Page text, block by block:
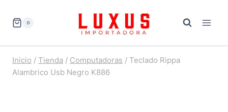
0
Inicio / Tienda / Computadoras / Teclado Rippa
Alambrico Usb Negro K886